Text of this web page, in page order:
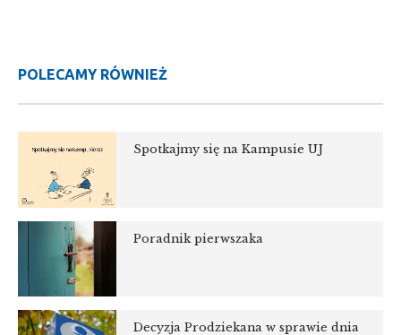
POLECAMY RÓWNIEŻ
Spotkajmy się na Kampusie UJ
Poradnik pierwszaka
Decyzja Prodziekana w sprawie dnia